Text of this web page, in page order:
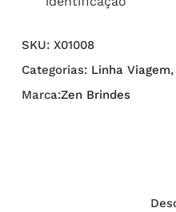
SKU: X01008
Categorias: Linha Viagem,
Marca:Zen Brindes